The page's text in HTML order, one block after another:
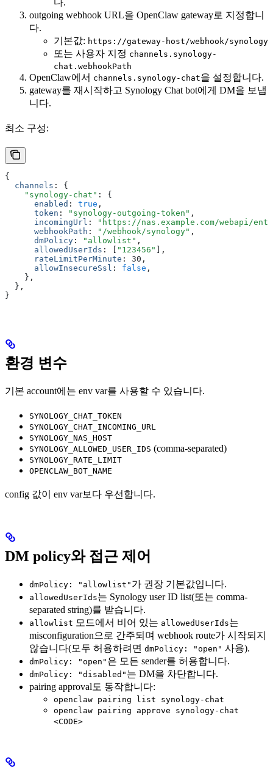
outgoing webhook URL을 OpenClaw gateway로 지정합니
다.
기본값: https://gateway-host/webhook/synology
또는 사용자 지정 channels.synology-
chat.webhookPath
OpenClaw에서 channels.synology-chat을 설정합니다.
gateway를 재시작하고 Synology Chat bot에게 DM을 보냅
니다.
최소 구성:
{
  channels
:
{
    "synology-chat"
:
{
      enabled
: true ,
      token
: "synology-outgoing-token" ,
      incomingUrl
:
"https://nas.example.com/webapi/
      webhookPath
: "/webhook/synology" ,
      dmPolicy
: "allowlist" ,
      allowedUserIds
: [ "123456" ] ,
      rateLimitPerMinute
: 30 ,
      allowInsecureSsl
: false ,
    }
,
  }
,
}
환경 변수
기본 account에는 env var를 사용할 수 있습니다.
SYNOLOGY_CHAT_TOKEN
SYNOLOGY_CHAT_INCOMING_URL
SYNOLOGY_NAS_HOST
SYNOLOGY_ALLOWED_USER_IDS (comma-separated)
SYNOLOGY_RATE_LIMIT
OPENCLAW_BOT_NAME
config 값이 env var보다 우선합니다.
DM policy와 접근 제어
dmPolicy: "allowlist" 가 권장 기본값입니다.
allowedUserIds는 Synology user ID list(또는 comma-
separated string)를 받습니다.
allowlist 모드에서 비어 있는 allowedUserIds는
misconfiguration으로 간주되며 webhook route가 시작되지
않습니다(모두 허용하려면 dmPolicy: "open" 사용).
dmPolicy: "open" 은 모든 sender를 허용합니다.
dmPolicy: "disabled" 는 DM을 차단합니다.
pairing approval도 동작합니다:
openclaw pairing list synology-chat
openclaw pairing approve synology-chat
<CODE>